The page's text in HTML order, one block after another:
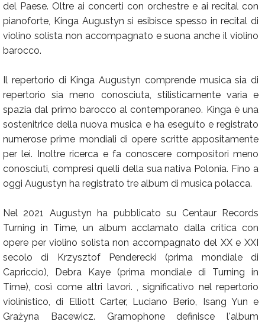
del Paese. Oltre ai concerti con orchestre e ai recital con
pianoforte, Kinga Augustyn si esibisce spesso in recital di
violino solista non accompagnato e suona anche il violino
barocco.
Il repertorio di Kinga Augustyn comprende musica sia di
repertorio sia meno conosciuta, stilisticamente varia e
spazia dal primo barocco al contemporaneo. Kinga è una
sostenitrice della nuova musica e ha eseguito e registrato
numerose prime mondiali di opere scritte appositamente
per lei. Inoltre ricerca e fa conoscere compositori meno
conosciuti, compresi quelli della sua nativa Polonia. Fino a
oggi Augustyn ha registrato tre album di musica polacca.
Nel 2021 Augustyn ha pubblicato su Centaur Records
Turning in Time, un album acclamato dalla critica con
opere per violino solista non accompagnato del XX e XXI
secolo di Krzysztof Penderecki (prima mondiale di
Capriccio), Debra Kaye (prima mondiale di Turning in
Time), così come altri lavori. , significativo nel repertorio
violinistico, di Elliott Carter, Luciano Berio, Isang Yun e
Grażyna Bacewicz. Gramophone definisce l'album